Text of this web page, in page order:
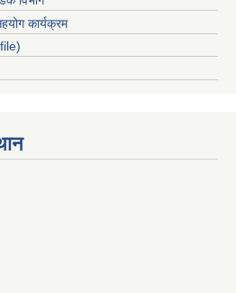
कार्यक्रम